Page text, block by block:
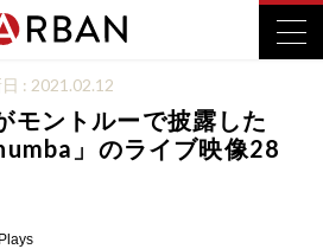
: 2021.02.12
モントルーで披露した
」のライブ映像28
Plays